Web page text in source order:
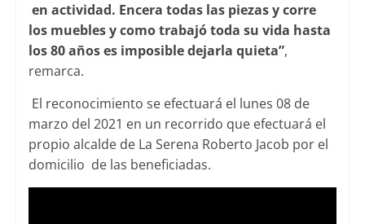
en actividad. Encera todas las piezas y corre
los muebles y como trabajó toda su vida hasta
los 80 años es imposible dejarla quieta”,
remarca.
El reconocimiento se efectuará el lunes 08 de
marzo del 2021 en un recorrido que efectuará el
propio alcalde de La Serena Roberto Jacob por el
domicilio de las beneficiadas.